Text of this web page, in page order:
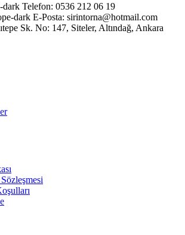
Telefon: 0536 212 06 19
E-Posta: sirintorna@hotmail.com
Sk. No: 147, Siteler, Altındağ, Ankara